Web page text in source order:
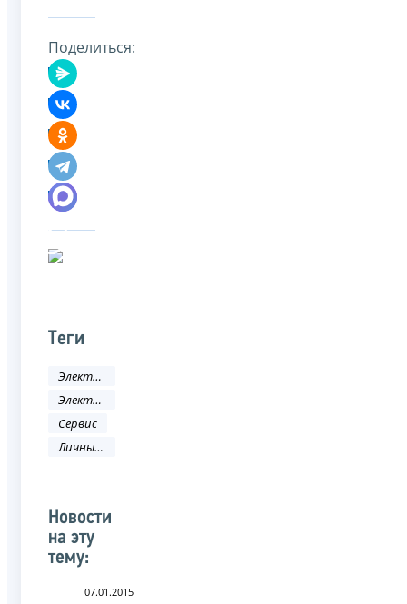
Поделиться:
Теги
Электронные услуги
Электронные сервисы
Сервис
Личный кабинет
Новости
на эту
тему:
07.01.2015